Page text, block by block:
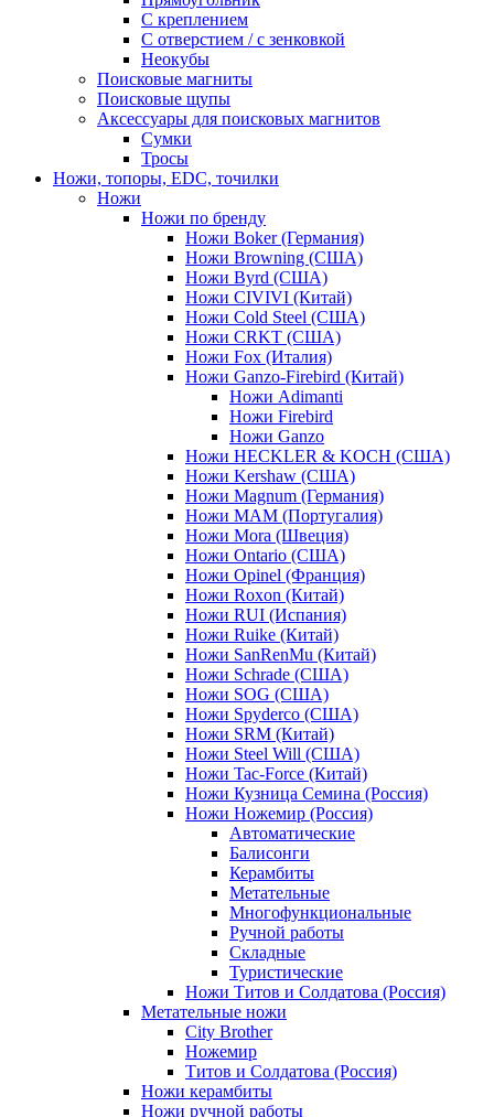
С креплением
С отверстием / с зенковкой
Неокубы
Поисковые магниты
Поисковые щупы
Аксессуары для поисковых магнитов
Сумки
Тросы
Ножи, топоры, EDC, точилки
Ножи
Ножи по бренду
Ножи Boker (Германия)
Ножи Browning (США)
Ножи Byrd (США)
Ножи CIVIVI (Китай)
Ножи Cold Steel (США)
Ножи CRKT (США)
Ножи Fox (Италия)
Ножи Ganzo-Firebird (Китай)
Ножи Adimanti
Ножи Firebird
Ножи Ganzo
Ножи HECKLER & KOCH (США)
Ножи Kershaw (США)
Ножи Magnum (Германия)
Ножи MAM (Португалия)
Ножи Mora (Швеция)
Ножи Ontario (США)
Ножи Opinel (Франция)
Ножи Roxon (Китай)
Ножи RUI (Испания)
Ножи Ruike (Китай)
Ножи SanRenMu (Китай)
Ножи Schrade (США)
Ножи SOG (США)
Ножи Spyderco (США)
Ножи SRM (Китай)
Ножи Steel Will (США)
Ножи Tac-Force (Китай)
Ножи Кузница Семина (Россия)
Ножи Ножемир (Россия)
Автоматические
Балисонги
Керамбиты
Метательные
Многофункциональные
Ручной работы
Складные
Туристические
Ножи Титов и Солдатова (Россия)
Метательные ножи
City Brother
Ножемир
Титов и Солдатова (Россия)
Ножи керамбиты
Ножи ручной работы